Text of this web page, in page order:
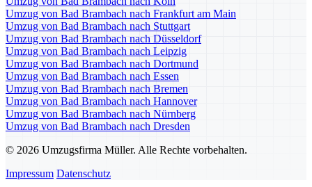
Umzug von Bad Brambach nach Frankfurt am Main
Umzug von Bad Brambach nach Stuttgart
Umzug von Bad Brambach nach Düsseldorf
Umzug von Bad Brambach nach Leipzig
Umzug von Bad Brambach nach Dortmund
Umzug von Bad Brambach nach Essen
Umzug von Bad Brambach nach Bremen
Umzug von Bad Brambach nach Hannover
Umzug von Bad Brambach nach Nürnberg
Umzug von Bad Brambach nach Dresden
© 2026 Umzugsfirma Müller. Alle Rechte vorbehalten.
Impressum Datenschutz